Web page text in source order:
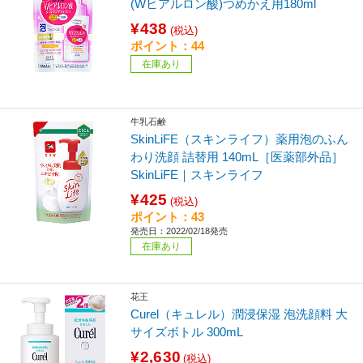
(Wヒアルロン酸)つめかえ用180ml
¥438 (税込)
ポイント：44
在庫あり
牛乳石鹸
SkinLiFE（スキンライフ）薬用泡のふん
わり洗顔 詰替用 140mL［医薬部外品］
SkinLiFE｜スキンライフ
¥425 (税込)
ポイント：43
発売日：2022/02/18発売
在庫あり
花王
Curel（キュレル）潤浸保湿 泡洗顔料 大
サイズボトル 300mL
¥2,630 (税込)